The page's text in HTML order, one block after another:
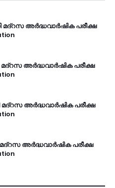
മദ്റസ അർദ്ധവാർഷിക പരീക്ഷ
മദ്റസ അർദ്ധവാർഷിക പരീക്ഷ
മദ്റസ അർദ്ധവാർഷിക പരീക്ഷ
മദ്റസ അർദ്ധവാർഷിക പരീക്ഷ